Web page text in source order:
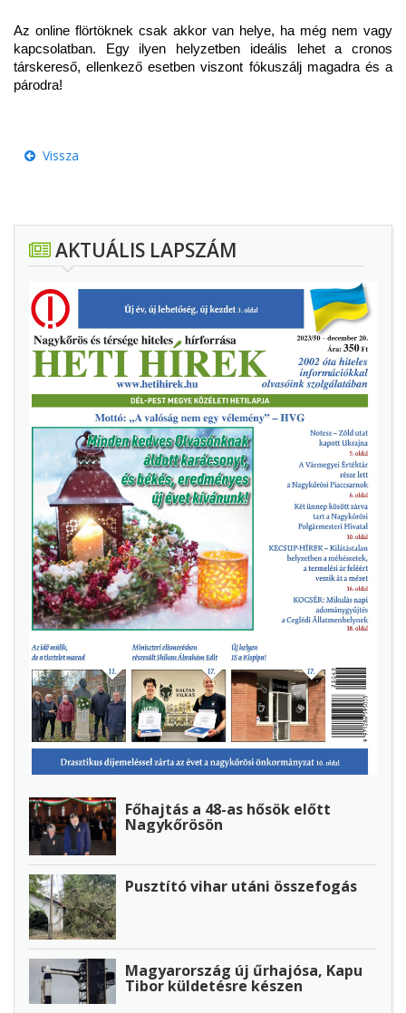
Az online flörtöknek csak akkor van helye, ha még nem vagy
kapcsolatban. Egy ilyen helyzetben ideális lehet a cronos
társkereső, ellenkező esetben viszont fókuszálj magadra és a
párodra!
Vissza
AKTUÁLIS LAPSZÁM
Főhajtás a 48-as hősök előtt
Nagykőrösön
Pusztító vihar utáni összefogás
Magyarország új űrhajósa, Kapu
Tibor küldetésre készen